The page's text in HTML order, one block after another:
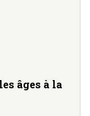
âges à la